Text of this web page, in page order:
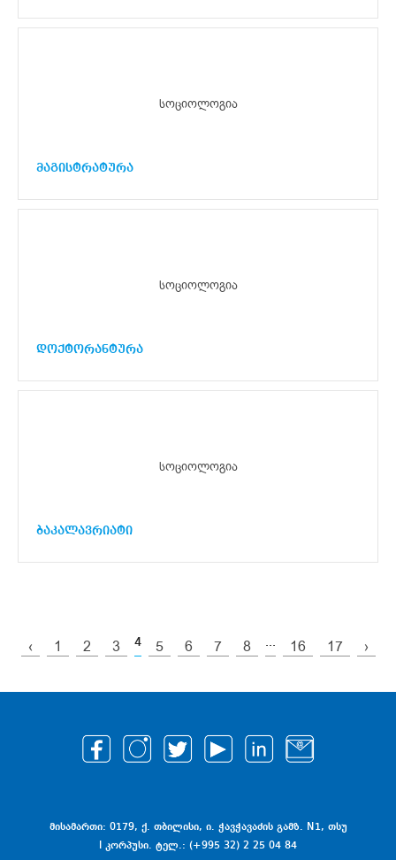
სოციოლოგია
მაგისტრატურა
სოციოლოგია
დოქტორანტურა
სოციოლოგია
ბაკალავრიატი
‹ 1 2 3 4 5 6 7 8 ... 16 17 ›
მისამართი: 0179, ქ. თბილისი, ი. ჭავჭავაძის გამზ. N1, თსუ
I კორპუსი. ტელ.: (+995 32) 2 25 04 84